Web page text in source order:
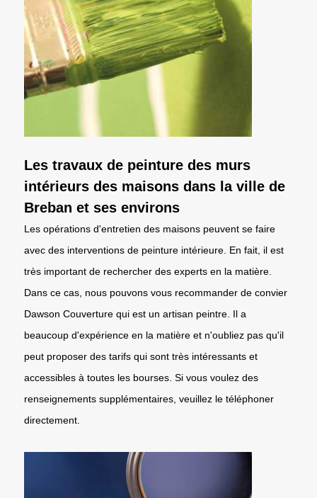
Les travaux de peinture des murs
intérieurs des maisons dans la ville de
Breban et ses environs
Les opérations d'entretien des maisons peuvent se faire
avec des interventions de peinture intérieure. En fait, il est
très important de rechercher des experts en la matière.
Dans ce cas, nous pouvons vous recommander de convier
Dawson Couverture qui est un artisan peintre. Il a
beaucoup d'expérience en la matière et n'oubliez pas qu'il
peut proposer des tarifs qui sont très intéressants et
accessibles à toutes les bourses. Si vous voulez des
renseignements supplémentaires, veuillez le téléphoner
directement.